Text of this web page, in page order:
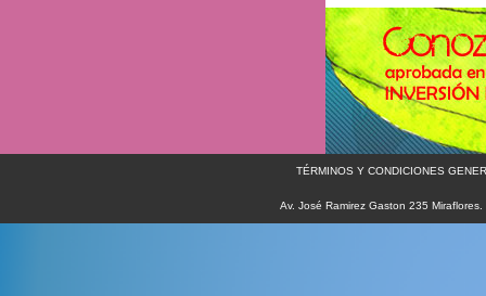
TÉRMINOS Y CONDICIONES
Av. José Ramirez Gaston 235